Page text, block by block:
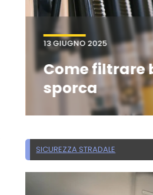
13 GIUGNO 2025
Come filtrare
sporca
SICUREZZA STRADALE